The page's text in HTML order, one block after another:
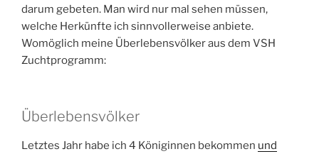
darum gebeten. Man wird nur mal sehen müssen,
welche Herkünfte ich sinnvollerweise anbiete.
Womöglich meine Überlebensvölker aus dem VSH
Zuchtprogramm:
Überlebensvölker
Letztes Jahr habe ich 4 Königinnen bekommen und